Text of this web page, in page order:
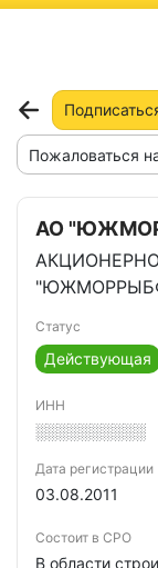
Пожаловаться
АО
Статус
Действующая
ИНН
░░░░░░░░░░
Дата регистрации
03.08.2011
Состоит в СРО
В области